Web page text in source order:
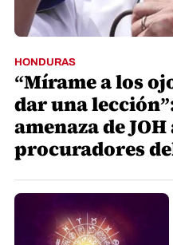
HONDURAS
“Mírame a los
dar una
amenaza de JOH
procuradores